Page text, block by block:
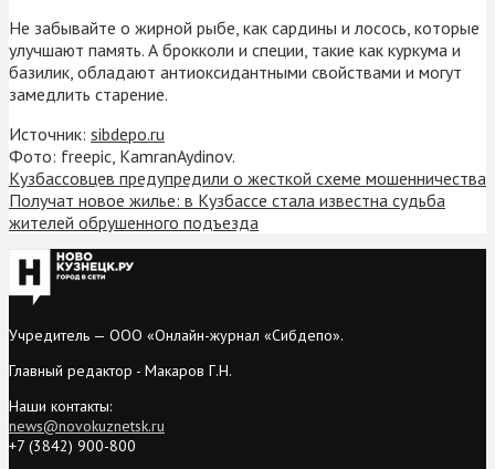
Не забывайте о жирной рыбе, как сардины и лосось, которые
улучшают память. А брокколи и специи, такие как куркума и
базилик, обладают антиоксидантными свойствами и могут
замедлить старение.
Источник: sibdepo.ru
Фото: freepic, KamranAydinov.
Кузбассовцев предупредили о жесткой схеме мошенничества
Получат новое жилье: в Кузбассе стала известна судьба
жителей обрушенного подъезда
Учредитель — ООО «Онлайн-журнал «Сибдепо».
Главный редактор - Макаров Г.Н.
Наши контакты:
news@novokuznetsk.ru
+7 (3842) 900-800